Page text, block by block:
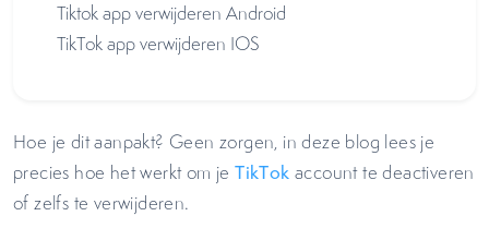
Tiktok app verwijderen Android
TikTok app verwijderen IOS
Hoe je dit aanpakt? Geen zorgen, in deze blog lees je
precies hoe het werkt om jeTikTok account te deactiveren
of zelfs te verwijderen.